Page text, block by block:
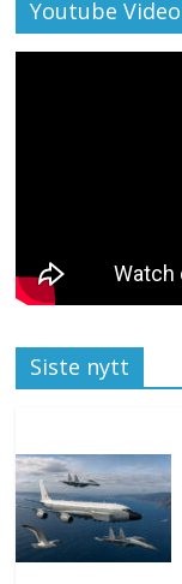
Youtube Video
Siste nytt